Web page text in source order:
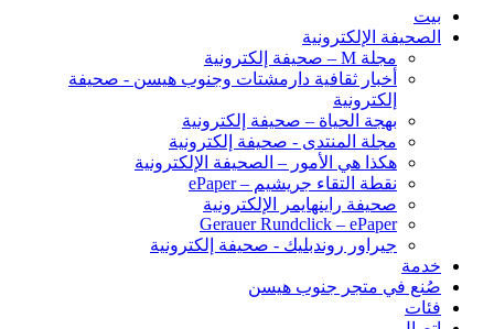
بيت
الصحيفة الإلكترونية
مجلة M – صحيفة إلكترونية
أخبار ثقافية دارمشتات وجنوب هيسن - صحيفة
إلكترونية
بهجة الحياة – صحيفة إلكترونية
مجلة المنتدى - صحيفة إلكترونية
هكذا هي الأمور – الصحيفة الإلكترونية
نقطة التقاء جريشيم – ePaper
صحيفة راينهايمر الإلكترونية
Gerauer Rundclick – ePaper
جيراور روندبليك - صحيفة إلكترونية
خدمة
صُنع في متجر جنوب هيسن
فئات